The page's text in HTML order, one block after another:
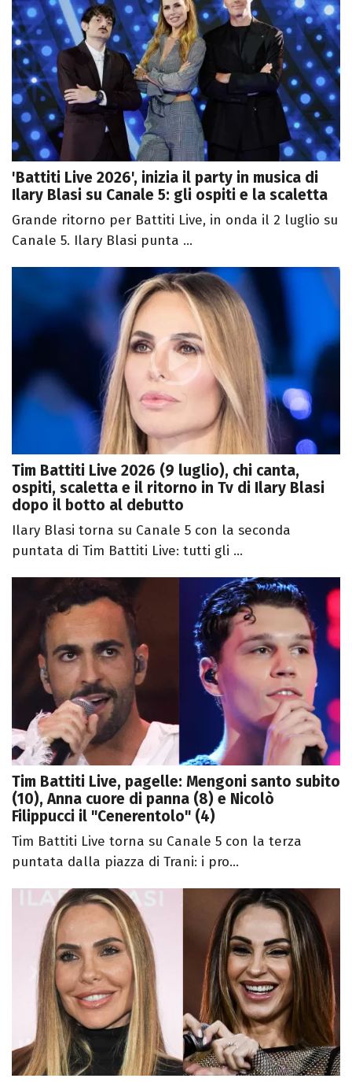
'Battiti Live 2026', inizia il party in musica di
Ilary Blasi su Canale 5: gli ospiti e la scaletta
Grande ritorno per Battiti Live, in onda il 2 luglio su
Canale 5. Ilary Blasi punta ...
Tim Battiti Live 2026 (9 luglio), chi canta,
ospiti, scaletta e il ritorno in Tv di Ilary Blasi
dopo il botto al debutto
Ilary Blasi torna su Canale 5 con la seconda
puntata di Tim Battiti Live: tutti gli ...
Tim Battiti Live, pagelle: Mengoni santo subito
(10), Anna cuore di panna (8) e Nicolò
Filippucci il "Cenerentolo" (4)
Tim Battiti Live torna su Canale 5 con la terza
puntata dalla piazza di Trani: i pro...